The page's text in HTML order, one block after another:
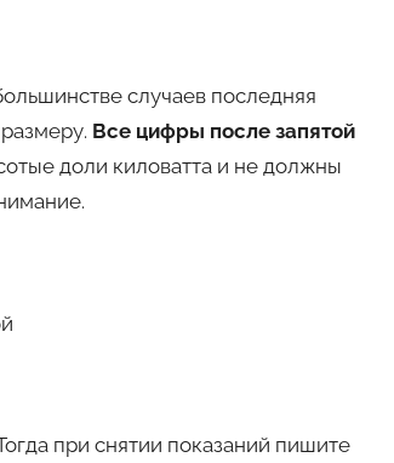
случаев последняя
Все цифры после запятой
доли киловатта и не должны
при снятии показаний пишите